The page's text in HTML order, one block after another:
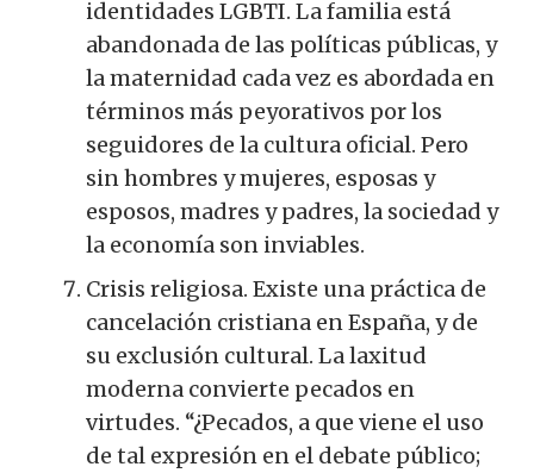
identidades LGBTI. La familia está
abandonada de las políticas públicas, y
la maternidad cada vez es abordada en
términos más peyorativos por los
seguidores de la cultura oficial. Pero
sin hombres y mujeres, esposas y
esposos, madres y padres, la sociedad y
la economía son inviables.
Crisis religiosa. Existe una práctica de
cancelación cristiana en España, y de
su exclusión cultural. La laxitud
moderna convierte pecados en
virtudes. “¿Pecados, a que viene el uso
de tal expresión en el debate público;